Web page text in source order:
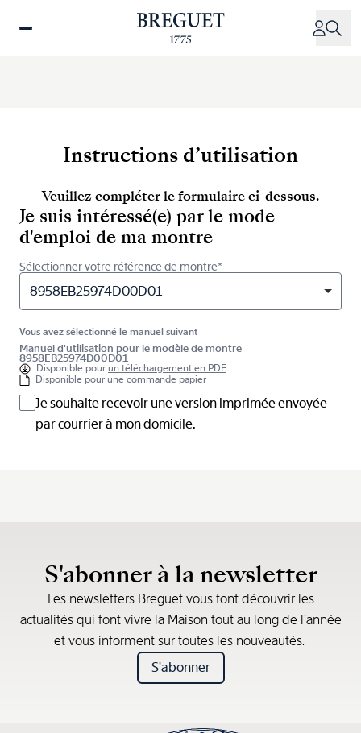
Instructions d’utilisation
Veuillez compléter le formulaire ci-dessous.
Je suis intéressé(e) par le mode
d'emploi de ma montre
Sélectionner votre référence de montre*
8958EB25974D00D01
Vous avez sélectionné le manuel suivant
Manuel d'utilisation pour le modèle de montre
8958EB25974D00D01
Disponible pourun téléchargement en PDF
Disponible pour une commande papier
Je souhaite recevoir une version imprimée envoyée
par courrier à mon domicile.
S'abonner à la newsletter
Les newsletters Breguet vous font découvrir les
actualités qui font vivre la Maison tout au long de l’année
et vous informent sur toutes les nouveautés.
S'abonner